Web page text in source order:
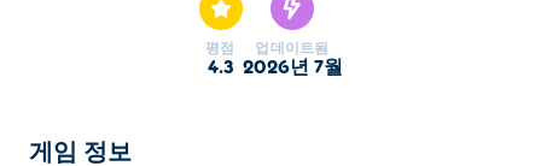
평점
4.3
업데이트됨
2026년 7월
게임 정보